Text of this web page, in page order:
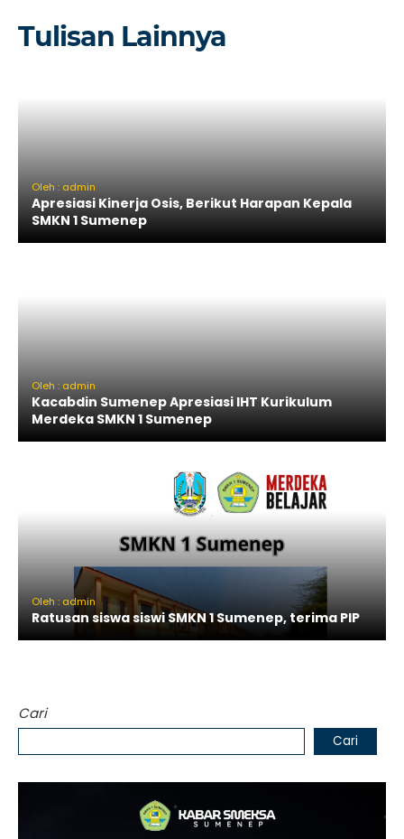
Tulisan Lainnya
Oleh : admin
Apresiasi Kinerja Osis, Berikut Harapan Kepala
SMKN 1 Sumenep
Oleh : admin
Kacabdin Sumenep Apresiasi IHT Kurikulum
Merdeka SMKN 1 Sumenep
Oleh : admin
Ratusan siswa siswi SMKN 1 Sumenep, terima PIP
Cari
Cari